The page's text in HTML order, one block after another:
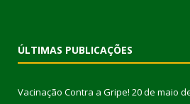
ÚLTIMAS PUBLICAÇÕES
Vacinação Contra a Gripe! 20 de maio